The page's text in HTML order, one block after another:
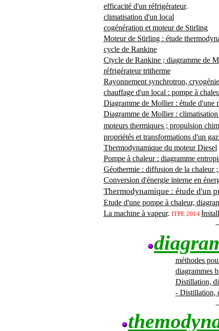
efficacité d'un réfrigérateur.
climatisation d'un local
cogénération et moteur de Stirling
Moteur de Stirling : étude
cycle de Rankine
Ctycle de Rankine ; diagramme de
réfrigérateur tritherme
Rayonnement synchrotron,
chauffage d'un local : pompe à
Diagramme de Mollier : étude d'une
Diagramme de Mollier : climatisation
moteurs thermiques ; propulsion
propriétés et transformations d'un
Thermodynamique du moteur Diesel
Pompe à chaleur : diagramme
Géothermie : diffusion de la chaleur
Conversion d'énergie interne en
Thermodynamique : étude d'un
Etude d'une pompe à chaleur,
La machine à vapeur. ITPE 2014
méthodes
diagrammes
Distillation,
- Distillation,